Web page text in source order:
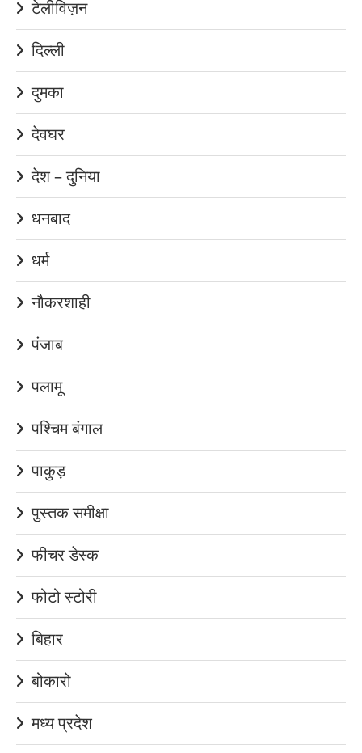
टेलीविज़न
दिल्ली
दुमका
देवघर
देश – दुनिया
धनबाद
धर्म
नौकरशाही
पंजाब
पलामू
पश्चिम बंगाल
पाकुड़
पुस्तक समीक्षा
फीचर डेस्क
फोटो स्टोरी
बिहार
बोकारो
मध्य प्रदेश